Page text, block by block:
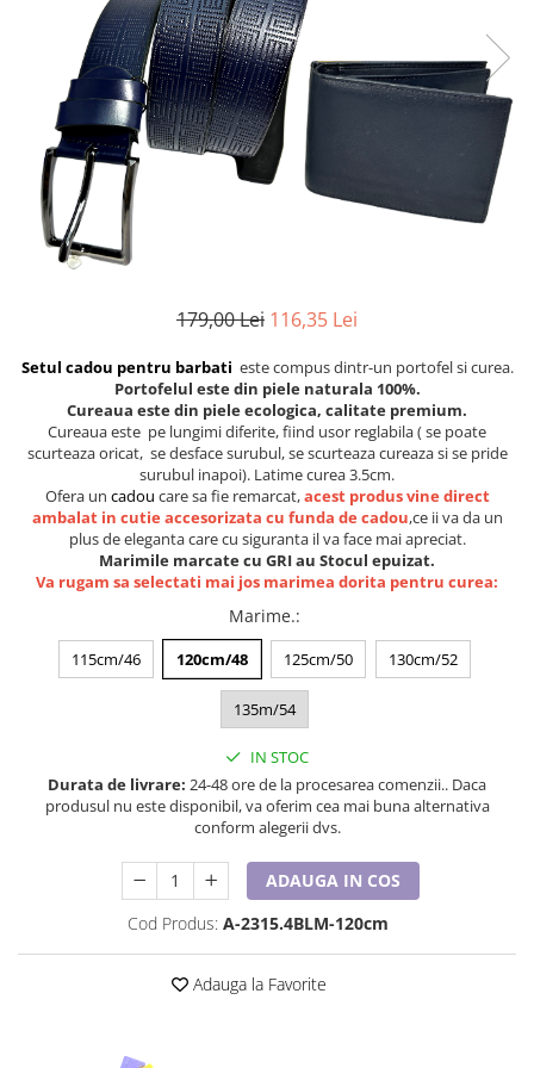
Cadouri barbati
Seturi cadou barbati
Seturi cadou barbati portofel si curea
Ceasuri pentru EL
Cadouri craciun barbati
Cadouri personalizate barbati
Cadouri copii
Caciuli copii
Cadouri craciun copii
Colectia Disney
Sticlă pentru apa Personalizată
Sepci personalizate
Seturi cadou pentru copii KID's Collection
Lenjerii de pat pentru copii
Cadouri Cuplu
Pijamale de CRACIUN
Pijamale de dama
WINTER Collection
Seturi elegante femei
Pijamale de copii
Pijamale BIG SIZE femei
Tricouri de craciun
Etichete scolare
Sepci personalizate
Bannere personalizate scoli si gradinite
Caserole personalizate sandwich
Saculeti personalizati
Sticla de apa personalizata
Agende si caiete personalizate
179,00 Lei 116,35 Lei
Setul cadou pentru barbati este compus dintr-un portofel si curea.
Portofelul este din piele naturala 100%.
Cureaua este din piele ecologica, calitate premium.
Cureaua este pe lungimi diferite, fiind usor reglabila ( se poate
scurteaza oricat, se desface surubul, se scurteaza cureaza si se pride
surubul inapoi). Latime curea 3.5cm.
Ofera un cadou care sa fie remarcat,acest produs vine direct
ambalat in cutie accesorizata cu funda de cadou,ce ii va da un
plus de eleganta care cu siguranta il va face mai apreciat.
Marimile marcate cu GRI au Stocul epuizat.
Va rugam sa selectati mai jos marimea dorita pentru curea:
Marime.:
115cm/46 120cm/48 125cm/50 130cm/52
135m/54
IN STOC
Durata de livrare: 24-48 ore de la procesarea comenzii.. Daca
produsul nu este disponibil, va oferim cea mai buna alternativa
conform alegerii dvs.
ADAUGA IN COS
Cod Produs: A-2315.4BLM-120cm
Adauga la Favorite